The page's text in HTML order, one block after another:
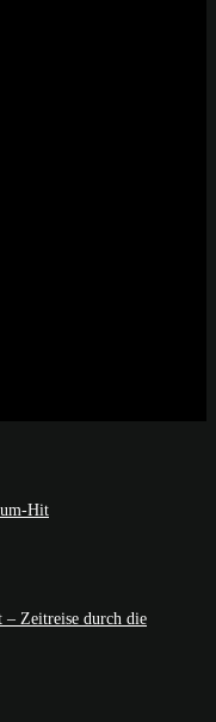
Hit
– Zeitreise durch die